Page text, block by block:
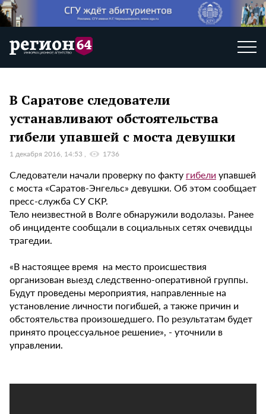
В Саратове следователи
устанавливают обстоятельства
гибели упавшей с моста девушки
1 декабря 2016, 14:53 1736
Следователи начали проверку по факту гибели упавшей
с моста «Саратов-Энгельс» девушки. Об этом сообщает
пресс-служба СУ СКР.
Тело неизвестной в Волге обнаружили водолазы. Ранее
об инциденте сообщали в социальных сетях очевидцы
трагедии.
«В настоящее время на место происшествия
организован выезд следственно-оперативной группы.
Будут проведены мероприятия, направленные на
установление личности погибшей, а также причин и
обстоятельства произошедшего. По результатам будет
принято процессуальное решение», - уточнили в
управлении.